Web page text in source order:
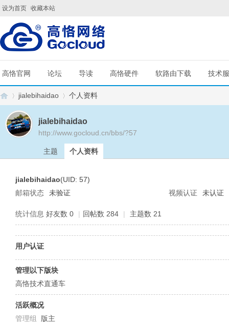
设为首页 收藏本站
高恪官网 论坛 导读 高恪硬件 软路由下载 技术
jialebihaidao 个人资料
jialebihaidao
http://www.gocloud.cn/bbs/?57
主题 个人资料
jialebihaidao(UID: 57)
邮箱状态
未验证 视频认证 未认证
统计信息 好友数 0 | 回帖数 284 | 主题数 21
用户认证
管理以下版块
高恪技术直通车
活跃概况
管理组 版主